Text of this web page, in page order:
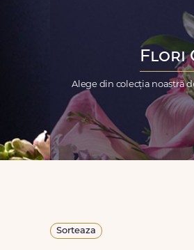
Flori
Alege din colecția noastră
Sorteaza